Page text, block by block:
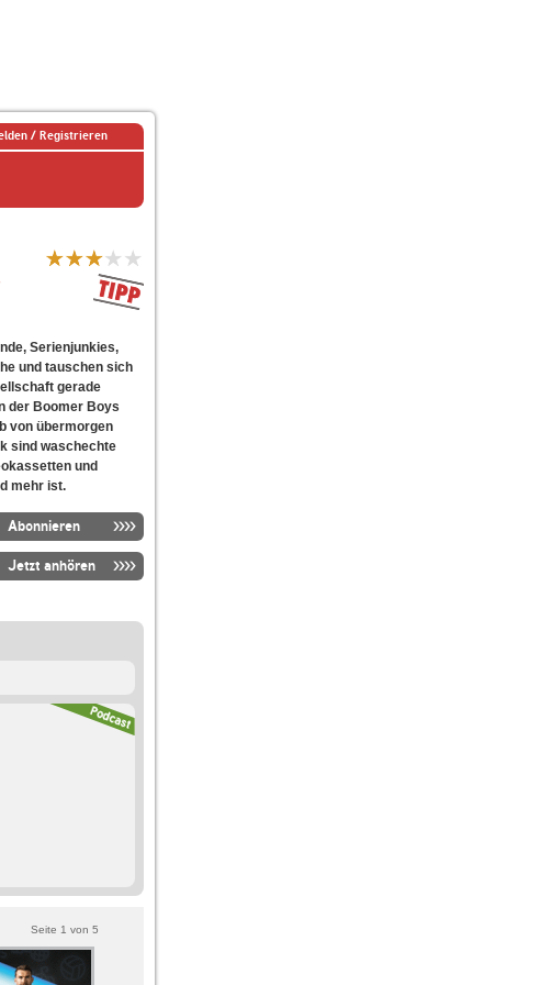
/ Registrieren
Serienjunkies,
und tauschen sich
gerade
der Boomer Boys
von übermorgen
sind waschechte
und
mehr ist.
Abonnieren
Jetzt anhören
Seite 1 von 5